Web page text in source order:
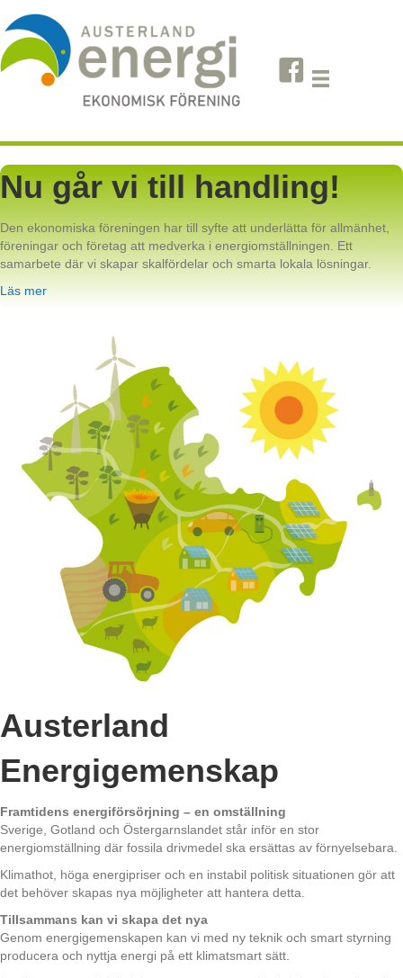
Nu går vi till handling!
Den ekonomiska föreningen har till syfte att underlätta för allmänhet,
föreningar och företag att medverka i energiomställningen. Ett
samarbete där vi skapar skalfördelar och smarta lokala lösningar.
Läs mer
Austerland
Energigemenskap
Framtidens energiförsörjning – en omställning
Sverige, Gotland och Östergarnslandet står inför en stor
energiomställning där fossila drivmedel ska ersättas av förnyelsebara.
Klimathot, höga energipriser och en instabil politisk situationen gör att
det behöver skapas nya möjligheter att hantera detta.
Tillsammans kan vi skapa det nya
Genom energigemenskapen kan vi med ny teknik och smart styrning
producera och nyttja energi på ett klimatsmart sätt.